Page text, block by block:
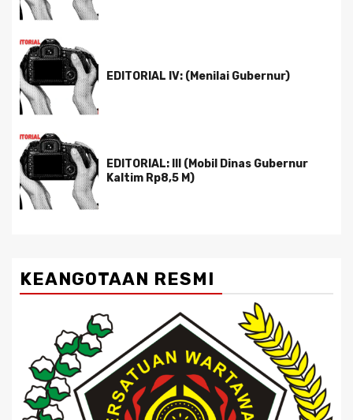
EDITORIAL IV: (Menilai Gubernur)
EDITORIAL: III (Mobil Dinas Gubernur
Kaltim Rp8,5 M)
KEANGOTAAN RESMI